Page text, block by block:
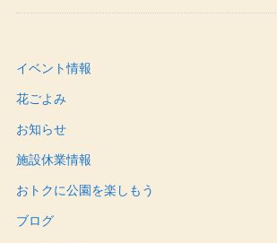
イベント情報
花ごよみ
お知らせ
施設休業情報
おトクに公園を楽しもう
ブログ